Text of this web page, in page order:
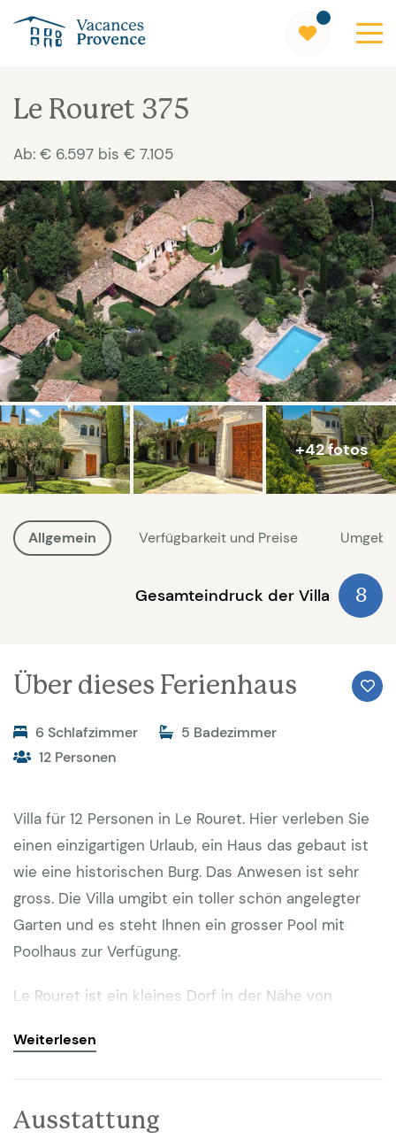
Le Rouret 375
Ab: € 6.597 bis € 7.105
+42 fotos
Allgemein Verfügbarkeit und Preise
Gesamteindruck der Villa 8
Über dieses Ferienhaus
6 Schlafzimmer
5 Badezimmer
12 Personen
Villa für 12 Personen in Le Rouret. Hier verleben Sie
einen einzigartigen Urlaub, ein Haus das gebaut ist
wie eine historischen Burg. Das Anwesen ist sehr
gross. Die Villa umgibt ein toller schön angelegter
Garten und es steht Ihnen ein grosser Pool mit
Poolhaus zur Verfügung.
Le Rouret ist ein kleines Dorf in der Nähe von
in der besonderen Villa Le Rouret 375 mit 12
über genügend Parkplätze verfügt. Der Garten ist
Weiterlesen
Ausstattung